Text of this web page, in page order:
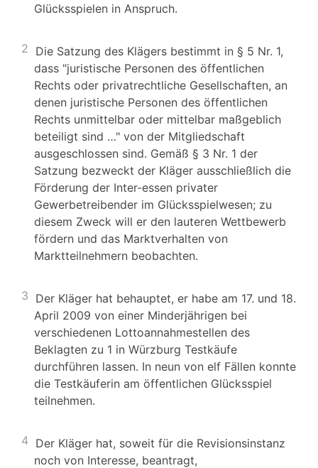
Glücksspielen in Anspruch.
2 Die Satzung des Klägers bestimmt in § 5 Nr. 1,
dass "juristische Personen des öffentlichen
Rechts oder privatrechtliche Gesellschaften, an
denen juristische Personen des öffentlichen
Rechts unmittelbar oder mittelbar maßgeblich
beteiligt sind …" von der Mitgliedschaft
ausgeschlossen sind. Gemäß § 3 Nr. 1 der
Satzung bezweckt der Kläger ausschließlich die
Förderung der Inter-essen privater
Gewerbetreibender im Glücksspielwesen; zu
diesem Zweck will er den lauteren Wettbewerb
fördern und das Marktverhalten von
Marktteilnehmern beobachten.
3 Der Kläger hat behauptet, er habe am 17. und 18.
April 2009 von einer Minderjährigen bei
verschiedenen Lottoannahmestellen des
Beklagten zu 1 in Würzburg Testkäufe
durchführen lassen. In neun von elf Fällen konnte
die Testkäuferin am öffentlichen Glücksspiel
teilnehmen.
4 Der Kläger hat, soweit für die Revisionsinstanz
noch von Interesse, beantragt,